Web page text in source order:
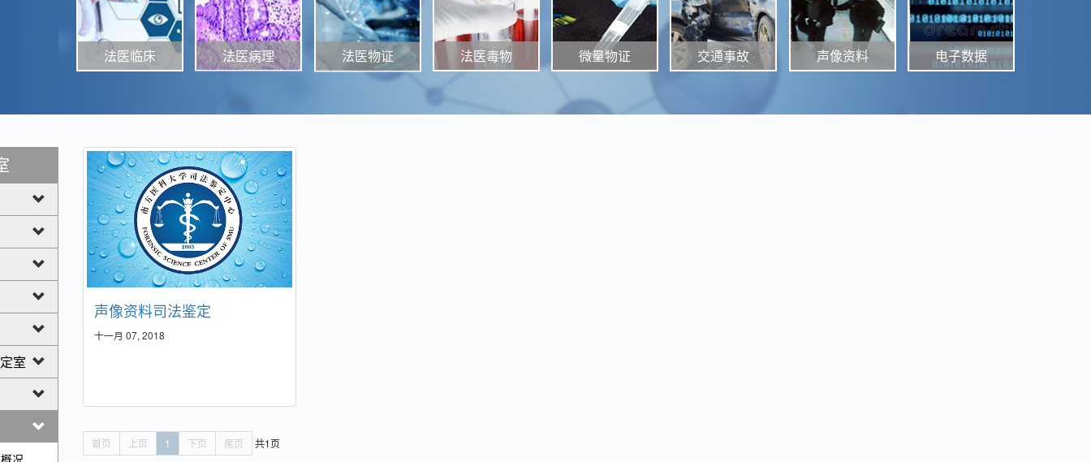
法医临床 法医病理 法医物证 法医毒物 微量物证 交通事故 声像资料 电子数据
室
况
声像资料司法鉴定
十一月 07, 2018
首页 上页 1 下页 尾页 共1页